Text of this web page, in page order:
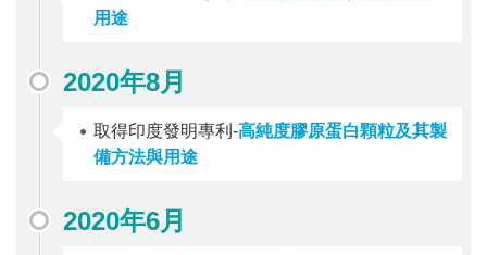
用途
2020年8月
取得印度發明專利-高純度膠原蛋白顆粒及其製
備方法與用途
2020年6月